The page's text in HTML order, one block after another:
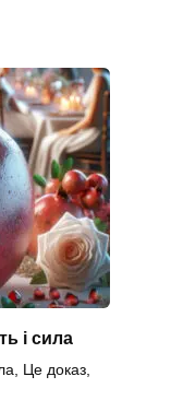
і сила
Це доказ,